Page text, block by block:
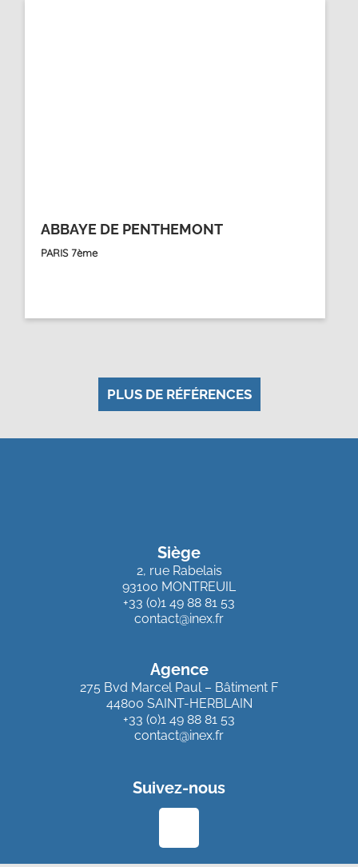
ABBAYE DE PENTHEMONT
PARIS 7ème
PLUS DE RÉFÉRENCES
Siège
2, rue Rabelais
93100 MONTREUIL
+33 (0)1 49 88 81 53
contact@inex.fr
Agence
275 Bvd Marcel Paul – Bâtiment F
44800 SAINT-HERBLAIN
+33 (0)1 49 88 81 53
contact@inex.fr
Suivez-nous